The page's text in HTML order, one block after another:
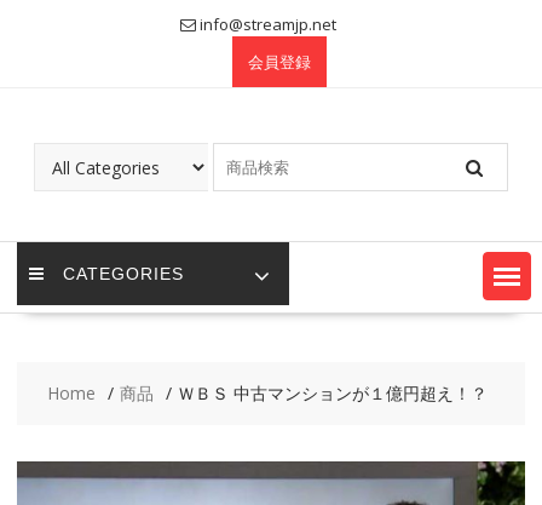
info@streamjp.net
会員登録
CATEGORIES
Home 商品 ＷＢＳ 中古マンションが１億円超え！？